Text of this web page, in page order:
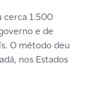
cerca 1.500
e de
O método deu
nos Estados